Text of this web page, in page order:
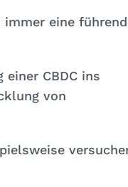
eine
CBDC ins
von